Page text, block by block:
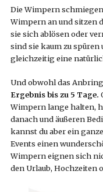
Die Wimpern
Wimpern an und sitzen
sie sich ablösen oder
sind sie kaum zu
gleichzeitig eine
Und obwohl das
Ergebnis bis zu 5 Tage.
Wimpern lange halten,
danach und äußeren
kannst du aber ein
Events einen
Wimpern eignen sich
den Urlaub, Hochzeiten